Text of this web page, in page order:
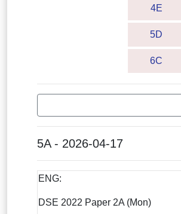
4E
5D
6C
5A - 2026-04-17
ENG:
DSE 2022 Paper 2A (Mon)